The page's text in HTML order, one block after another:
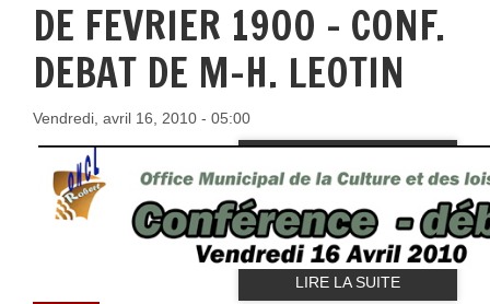
DE FEVRIER 1900 - CONF.
DEBAT DE M-H. LEOTIN
Vendredi, avril 16, 2010 - 05:00
LIRE LA SUITE